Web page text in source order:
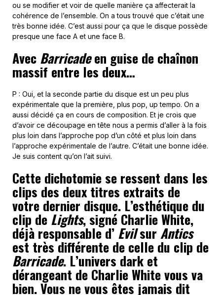
ou se modifier et voir de quelle manière ça affecterait la
cohérence de l’ensemble. On a tous trouvé que c’était une
très bonne idée. C’est aussi pour ça que le disque possède
presque une face A et une face B.
Avec Barricadeen guise de chaînon
massif entre les deux…
P : Oui, et la seconde partie du disque est un peu plus
expérimentale que la première, plus pop, up tempo. On a
aussi décidé ça en cours de composition. Et je crois que
d’avoir ce découpage en tête nous a permis d’aller à la fois
plus loin dans l’approche pop d’un côté et plus loin dans
l’approche expérimentale de l’autre. C’était une bonne idée.
Je suis content qu’on l’ait suivi.
Cette dichotomie se ressent dans les
clips des deux titres extraits de
votre dernier disque. L’esthétique du
clip de Lights, signé Charlie White,
déjà responsable d’ Evilsur Antics
est très différente de celle du clip de
Barricade. L’univers dark et
dérangeant de Charlie White vous va
bien. Vous ne vous êtes jamais dit